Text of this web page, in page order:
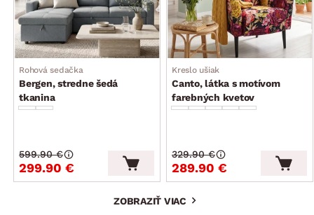
Rohová sedačka
Bergen, stredne šedá
tkanina
299.90 €
599.90 €
Kreslo ušiak
Canto, látka s motívom
farebných kvetov
289.90 €
329.90 €
ZOBRAZIŤ VIAC